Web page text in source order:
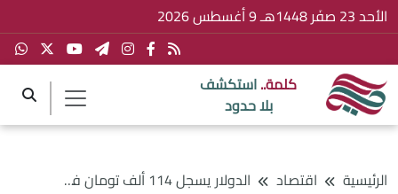
الأحد 23 صفَر 1448هـ 9 أغسطس 2026
كلمة..استكشف
بلا حدود
الرئيسية اقتصاد الدولار يسجل 114 ألف تومان في طهران